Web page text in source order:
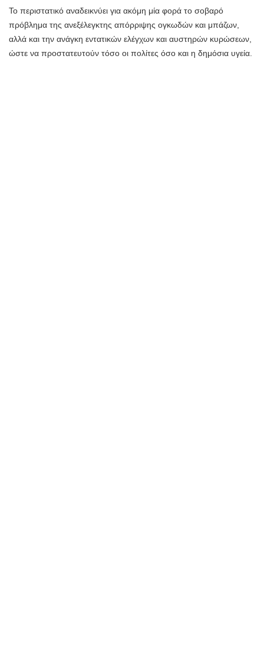
Το περιστατικό αναδεικνύει για ακόμη μία φορά το σοβαρό
πρόβλημα της ανεξέλεγκτης απόρριψης ογκωδών και μπάζων,
αλλά και την ανάγκη εντατικών ελέγχων και αυστηρών κυρώσεων,
ώστε να προστατευτούν τόσο οι πολίτες όσο και η δημόσια υγεία.